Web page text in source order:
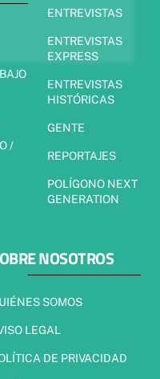
/
ENTREVISTAS
ENTREVISTAS
EXPRESS
ENTREVISTAS
HISTÓRICAS
GENTE
REPORTAJES
POLÍGONO NEXT
GENERATION
NOSOTROS
SOMOS
LEGAL
DE PRIVACIDAD